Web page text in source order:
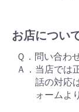
お店につい
Ｑ．問い合わ
Ａ．当店では
話の対応
ォームよ